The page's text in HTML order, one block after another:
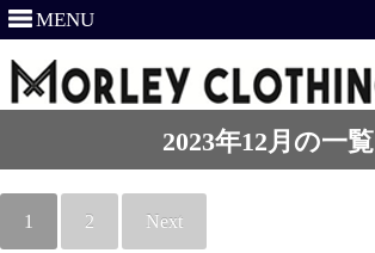
MENU
2023年12月の一覧
1 2 Next